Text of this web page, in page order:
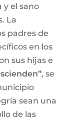
el sano
La
padres de
en los
sus hijas e
, se
sean una
de las